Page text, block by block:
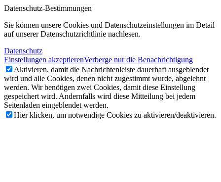
Datenschutz-Bestimmungen
Sie können unsere Cookies und Datenschutzeinstellungen im Detail
auf unserer Datenschutzrichtlinie nachlesen.
Datenschutz
Einstellungen akzeptierenVerberge nur die Benachrichtigung
Aktivieren, damit die Nachrichtenleiste dauerhaft ausgeblendet
wird und alle Cookies, denen nicht zugestimmt wurde, abgelehnt
werden. Wir benötigen zwei Cookies, damit diese Einstellung
gespeichert wird. Andernfalls wird diese Mitteilung bei jedem
Seitenladen eingeblendet werden.
Hier klicken, um notwendige Cookies zu aktivieren/deaktivieren.